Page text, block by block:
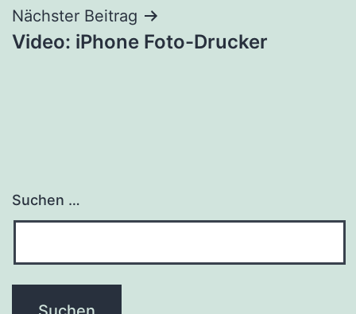
Nächster Beitrag
Video: iPhone Foto-Drucker
Suchen …